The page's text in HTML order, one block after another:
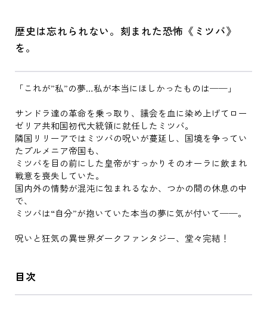
歴史は忘れられない。刻まれた恐怖《ミツバ》
を。
「これが”私”の夢…私が本当にほしかったものは──」
サンドラ達の革命を乗っ取り、議会を血に染め上げてロー
ゼリア共和国初代大統領に就任したミツバ。
隣国リリーアではミツバの呪いが蔓延し、国境を争ってい
たプルメニア帝国も、
ミツバを目の前にした皇帝がすっかりそのオーラに飲まれ
戦意を喪失していた。
国内外の情勢が混沌に包まれるなか、つかの間の休息の中
で、
ミツバは“自分”が抱いていた本当の夢に気が付いて──。
呪いと狂気の異世界ダークファンタジー、堂々完結！
目次